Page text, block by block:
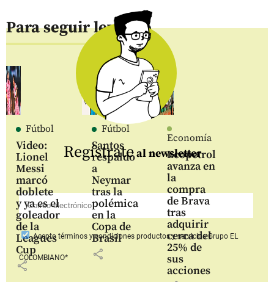
Para seguir leyendo
Fútbol
Video:
Lionel
Messi
marcó
doblete
y ya es el
goleador
de la
Leagues
Cup
share
Fútbol
Santos
respaldó
a
Neymar
tras la
polémica
en la
Copa de
Brasil
share
Economía
Ecopetrol
avanza en
la
compra
de Brava
tras
adquirir
cerca del
25% de
sus
acciones
Regístrateal newsletter
Aceptotérminos y condiciones productos y serviciosGrupo EL
COLOMBIANO*